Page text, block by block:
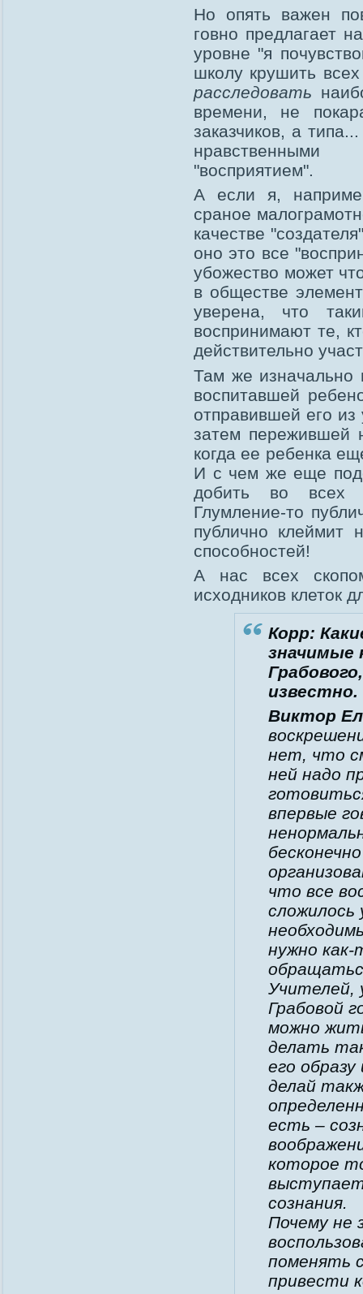
Но опять важен
говно предлагает
уровне "я
школу крушить
расследовать
времени, не
заказчиков, а
"восприятием".
А если я,
сраное
качестве
оно это все
убожество может
в обществе
уверена, что
воспринимают те,
действительно
Там же изначально
воспитавшей
отправившей его
затем пережившей
когда ее ребенка
И с чем же еще
добить во всех
Глумление-то
публично клеймит
способностей!
А нас всех
исходников клеток
Корр:
значимые
известно.
Виктор
нет, что
ней надо
впервые
что все
сложилось
нужно
Учителей,
Грабовой
можно
делать
его
делай
есть –
которое
сознания.
Почему не
поменять
привести